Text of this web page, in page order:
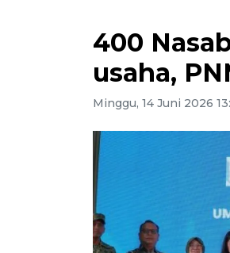
400
usaha,
Minggu, 14 Juni 2026